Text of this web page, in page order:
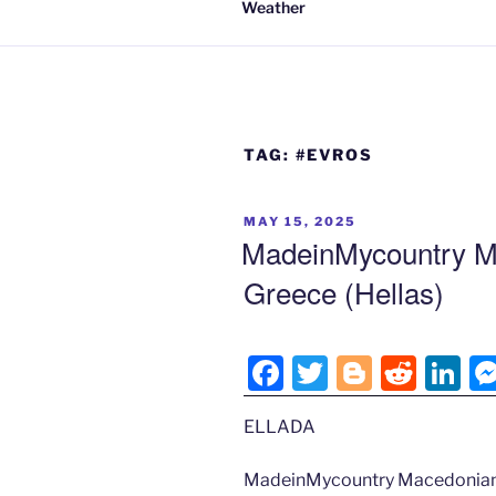
Weather
TAG: #EVROS
POSTED
MAY 15, 2025
MadeinMycountry
Greece (Hellas)
F
a
c
e
T
w
er
Bl
o
g
R
e
di
Li
n
e
ELLADA
MadeinMycountry